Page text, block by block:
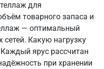
для
товарного запаса и
— оптимальный
Какую нагрузку
ярус рассчитан
при хранении